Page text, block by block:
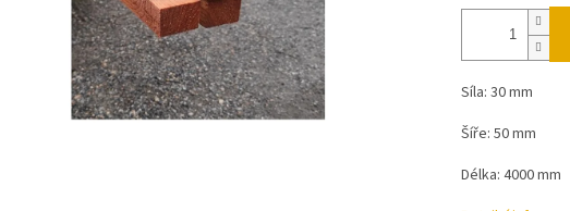
Síla: 30 mm
Šíře: 50 mm
Délka: 4000 mm